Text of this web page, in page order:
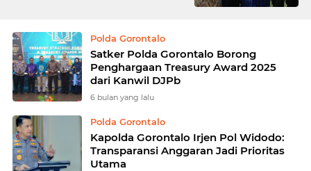
Polda Gorontalo
Satker Polda Gorontalo Borong
Penghargaan Treasury Award 2025
dari Kanwil DJPb
6 bulan yang lalu
Polda Gorontalo
Kapolda Gorontalo Irjen Pol Widodo:
Transparansi Anggaran Jadi Prioritas
Utama